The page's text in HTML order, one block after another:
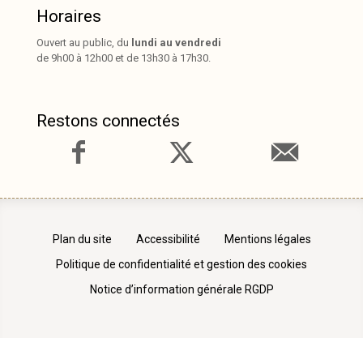
Horaires
Ouvert au public, du lundi au vendredi
de 9h00 à 12h00 et de 13h30 à 17h30.
Restons connectés
Plan du site Accessibilité
Mentions légales
Politique de confidentialité et gestion des cookies
Notice d’information générale RGDP